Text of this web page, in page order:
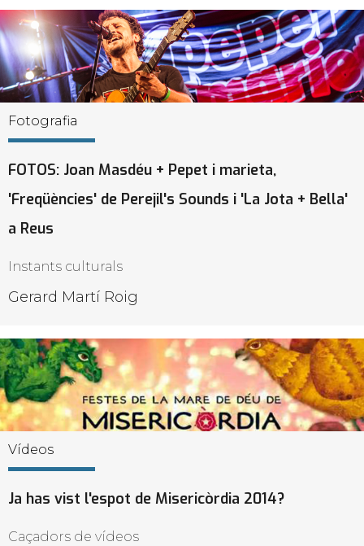
Fotografia
FOTOS: Joan Masdéu + Pepet i marieta,
'Freqüències' de Perejil's Sounds i 'La Jota + Bella'
a Reus
Instants culturals
Gerard Martí Roig
Vídeos
Ja has vist l'espot de Misericòrdia 2014?
Caçadors de vídeos